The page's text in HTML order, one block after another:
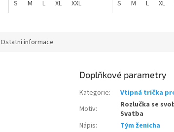
republice. Tričko s nápisem -
S M L XL XXL
obrázkem a
S M L XL
Ostatní informace
Doplňkové parametry
Kategorie:
Vtipná trička
Motiv:
Rozlučka se
Svatba
Nápis:
Tým ženicha